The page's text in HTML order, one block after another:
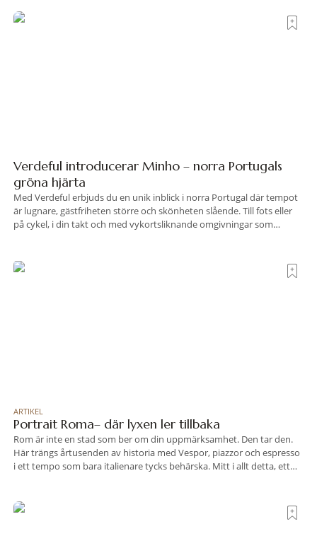
Verdeful introducerar Minho – norra Portugals
gröna hjärta
Med Verdeful erbjuds du en unik inblick i norra Portugal där tempot
är lugnare, gästfriheten större och skönheten slående. Till fots eller
på cykel, i din takt och med vykortsliknande omgivningar som
travel när det
ARTIKEL
Portrait Roma– där lyxen ler tillbaka
Rom är inte en stad som ber om din uppmärksamhet. Den tar den.
Här trängs årtusenden av historia med Vespor, piazzor och espresso
i ett tempo som bara italienare tycks behärska. Mitt i allt detta, ett